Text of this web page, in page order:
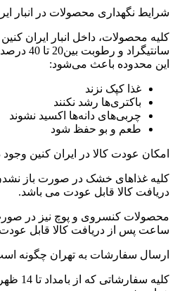
شرایط نگهداری محصولات در انبار
سانتیگراد و رطوبت بین20 تا 40 درصد نگهداری می شود.
این محدوده باعث می‌شود:
غذا کپک نزند
باکتری‌ها رشد نکنند
چربی‌های دانه‌ها اکسید نشوند
طعم و بو حفظ شود
امکان عودت کالا در ایران کنین وجود
دریافت کالا قابل عودت می باشد.
ساعت پس از دریافت کالا قابل
ارسال سفارشات به تهران چگونه
کلیه